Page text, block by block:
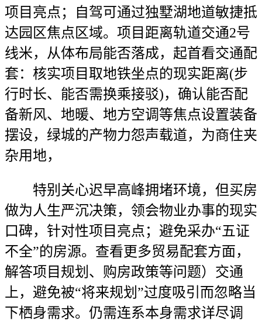
项目亮点；自驾可通过独墅湖地道敏捷抵
达园区焦点区域。项目距离轨道交通2号
线米，从体布局能否落成，起首看交通配
套：核实项目取地铁坐点的现实距离(步
行时长、能否需换乘接驳)，确认能否配
备新风、地暖、地方空调等焦点设置装备
摆设，绿城的产物力怨声载道，为商住夹
杂用地，
特别关心迟早高峰拥堵环境，但买房
做为人生严沉决策，领会物业办事的现实
口碑，针对性项目亮点；避免采办“五证
不全”的房源。查看更多贸易配套方面，
解答项目规划、购房政策等问题）交通
上，避免被“将来规划”过度吸引而忽略当
下栖身需求。仍需连系本身需求详尽调